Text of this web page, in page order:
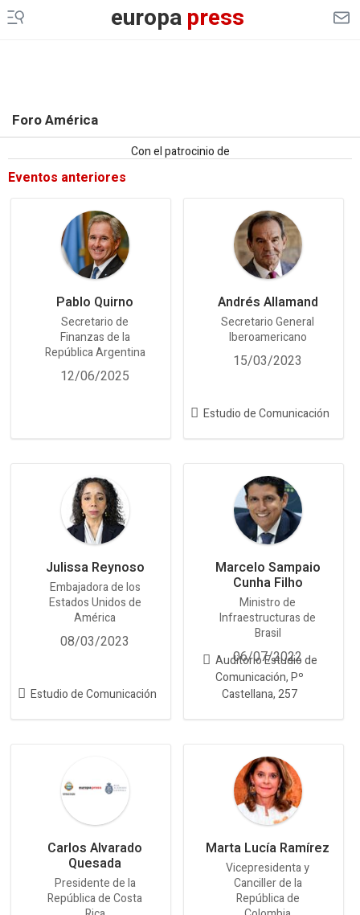
europapress
Foro América
Con el patrocinio de
Eventos anteriores
Pablo Quirno
Secretario de
Finanzas de la
República Argentina
12/06/2025
Andrés Allamand
Secretario General
Iberoamericano
15/03/2023
Estudio de Comunicación
Julissa Reynoso
Embajadora de los
Estados Unidos de
América
08/03/2023
Estudio de Comunicación
Marcelo Sampaio
Cunha Filho
Ministro de
Infraestructuras de
Brasil
06/07/2022
Auditorio Estudio de
Comunicación, Pº
Castellana, 257
Carlos Alvarado
Quesada
Presidente de la
República de Costa
Marta Lucía Ramírez
Vicepresidenta y
Canciller de la
República de